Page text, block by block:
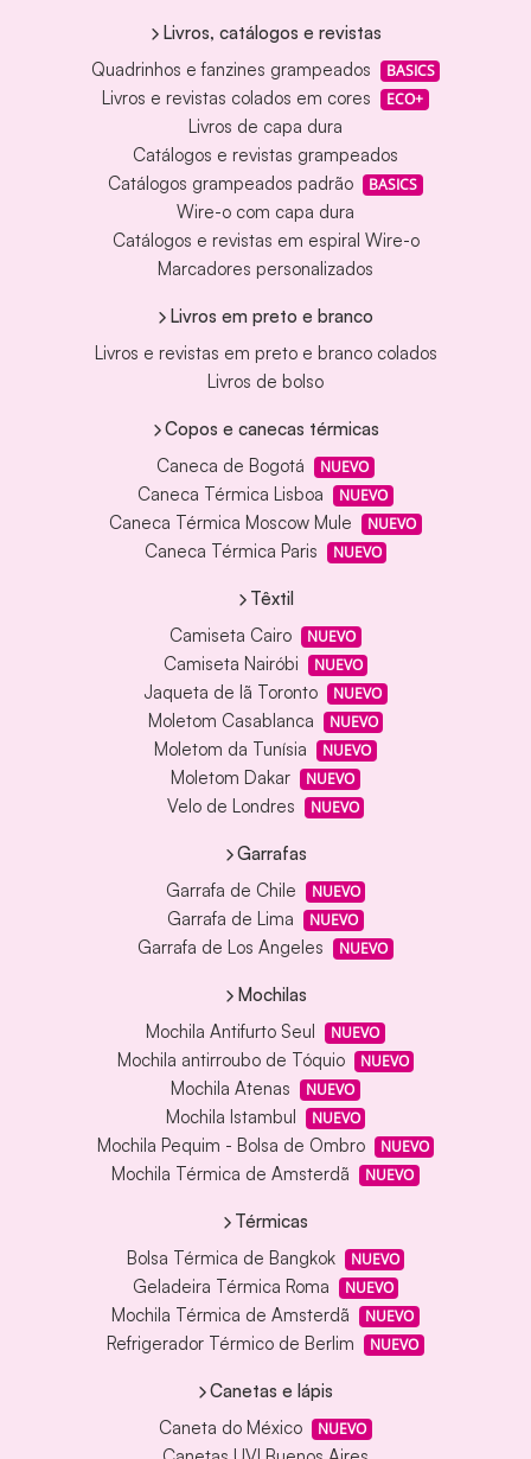
Livros, catálogos e revistas
Quadrinhos e fanzines grampeados
BASICS
Livros e revistas colados em cores ECO+
Livros de capa dura
Catálogos e revistas grampeados
Catálogos grampeados padrão
BASICS
Wire-o com capa dura
Catálogos e revistas em espiral Wire-o
Marcadores personalizados
Livros em preto e branco
Livros e revistas em preto e branco colados
Livros de bolso
Copos e canecas térmicas
Caneca de Bogotá
NUEVO
Caneca Térmica Lisboa NUEVO
Caneca Térmica Moscow Mule NUEVO
Caneca Térmica Paris NUEVO
Têxtil
Camiseta Cairo
NUEVO
Camiseta Nairóbi NUEVO
Jaqueta de lã Toronto NUEVO
Moletom Casablanca NUEVO
Moletom da Tunísia NUEVO
Moletom Dakar NUEVO
Velo de Londres NUEVO
Garrafas
Garrafa de Chile
NUEVO
Garrafa de Lima NUEVO
Garrafa de Los Angeles NUEVO
Mochilas
Mochila Antifurto Seul
NUEVO
Mochila antirroubo de Tóquio NUEVO
Mochila Atenas NUEVO
Mochila Istambul NUEVO
Mochila Pequim - Bolsa de Ombro NUEVO
Mochila Térmica de Amsterdã NUEVO
Térmicas
Bolsa Térmica de Bangkok
NUEVO
Geladeira Térmica Roma NUEVO
Mochila Térmica de Amsterdã NUEVO
Refrigerador Térmico de Berlim NUEVO
Canetas e lápis
Caneta do México
NUEVO